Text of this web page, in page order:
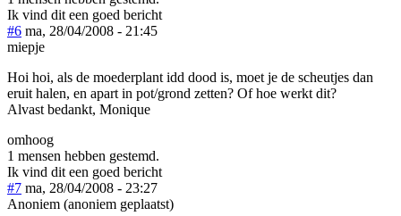
Ik vind dit een goed bericht
#6 ma, 28/04/2008 - 21:45
miepje
Hoi hoi, als de moederplant idd dood is, moet je de scheutjes dan
eruit halen, en apart in pot/grond zetten? Of hoe werkt dit?
Alvast bedankt, Monique
omhoog
1 mensen hebben gestemd.
Ik vind dit een goed bericht
#7 ma, 28/04/2008 - 23:27
Anoniem (anoniem geplaatst)